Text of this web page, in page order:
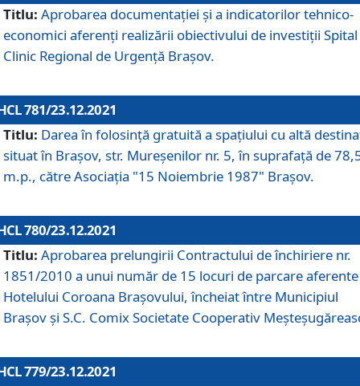
Titlu: Aprobarea documentației și a indicatorilor tehnico-
economici aferenți realizării obiectivului de investiții Spital
Clinic Regional de Urgență Brașov.
781/23.12.2021
Titlu: Darea în folosinţă gratuită a spaţiului cu altă
situat în Braşov, str. Mureşenilor nr. 5, în suprafaţă de
m.p., către Asociaţia "15 Noiembrie 1987" Braşov.
780/23.12.2021
Titlu: Aprobarea prelungirii Contractului de închiriere nr.
1851/2010 a unui număr de 15 locuri de parcare aferente
Hotelului Coroana Brașovului, încheiat între Municipiul
Braşov şi S.C. Comix Societate Cooperativ
779/23.12.2021